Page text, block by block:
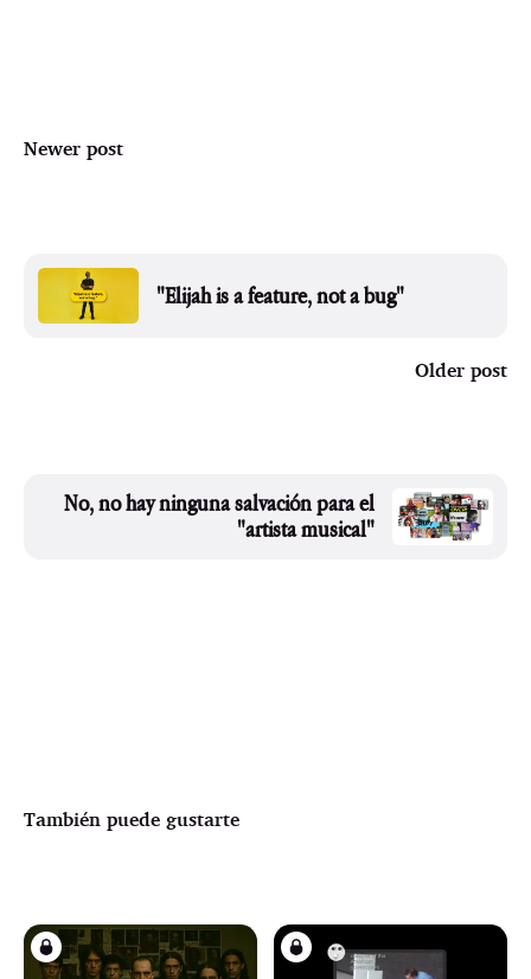
Newer post
"Elijah is a feature, not a bug"
Older post
No, no hay ninguna salvación para el
"artista musical"
También puede gustarte